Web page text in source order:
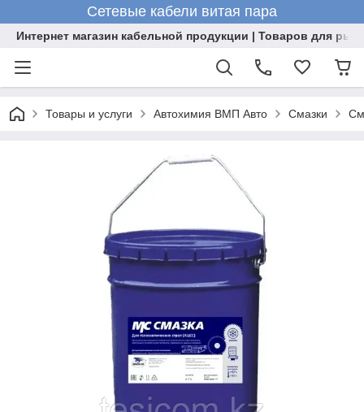
Сетевые кабели витая пара
Интернет магазин кабельной продукции | Товаров для
Товары и услуги Автохимия ВМП Авто Смазки